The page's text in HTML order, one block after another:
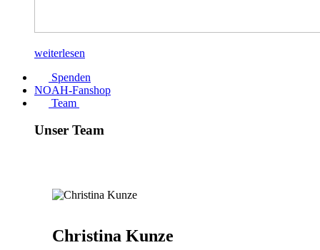
weiterlesen
Spenden
NOAH-Fanshop
Team
Unser Team
Christina Kunze